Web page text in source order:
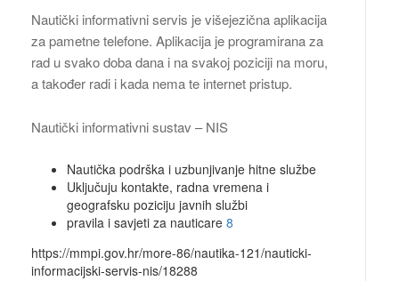
Nautički informativni servis je višejezična aplikacija
za pametne telefone. Aplikacija je programirana za
rad u svako doba dana i na svakoj poziciji na moru,
a također radi i kada nema te internet pristup.
Nautički informativni sustav – NIS
Nautička podrška i uzbunjivanje hitne službe
Uključuju kontakte, radna vremena i
geografsku poziciju javnih službi
pravila i savjeti za nauticare 8
https://mmpi.gov.hr/more-86/nautika-121/nauticki-
informacijski-servis-nis/18288